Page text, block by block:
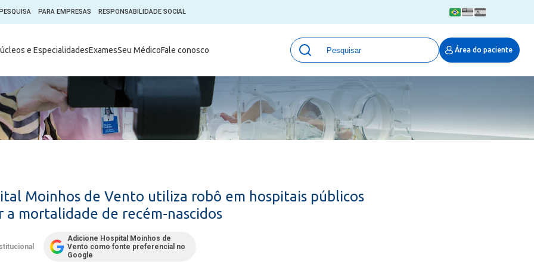
PARA EMPRESAS RESPONSABILIDADE SOCIAL
e EspecialidadesExamesSeu MédicoFale conosco Área do paciente
em Pesquisa (CEP)
Empresas
Você
Hospital do Coração Moinhos
Horários de visita no Hospital Moinhos
Informações ao Paciente
Nossa História
Notícias
Pastoral
Pronto Atendimento Digital
Publicações
Unidades
Qualidade e Segurança em saúde
Portal Pesquisa
Programa de Qualidade em Pesquisa
(ProQuali)
MOVE ARO
Moinhos de Vento utiliza robô em hospitais públicos
a mortalidade de recém-nascidos
Adicione Hospital Moinhos de
Vento como fonte preferencial no
Google